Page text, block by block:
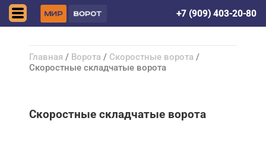
+7 (909) 403-20-80
Главная / Ворота / Скоростные ворота /
Скоростные складчатые ворота
Скоростные складчатые ворота